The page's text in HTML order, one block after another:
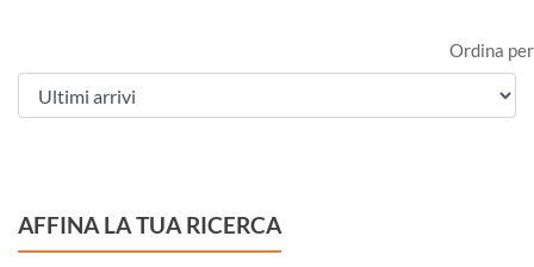
AFFINA LA TUA RICERCA
Ordina per